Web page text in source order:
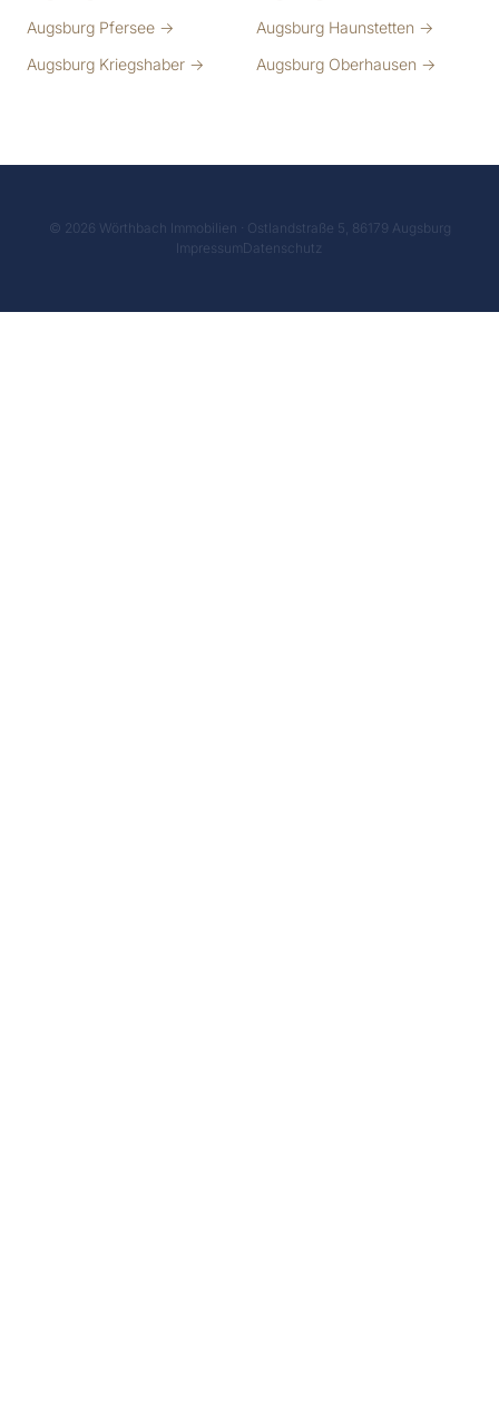
Augsburg Pfersee →
Augsburg Haunstetten →
Augsburg Kriegshaber →
Augsburg Oberhausen →
© 2026 Wörthbach Immobilien · Ostlandstraße 5, 86179 Augsburg
ImpressumDatenschutz